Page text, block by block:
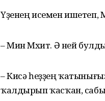
Үҙенең исемен
– Мин Мөхит. Ә ней
– Кисә һеҙҙең
ҡалдырып ҡасҡан,